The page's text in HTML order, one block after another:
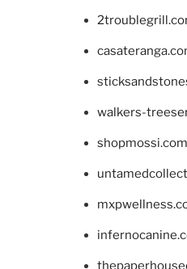
walkers-
shopmossi.com